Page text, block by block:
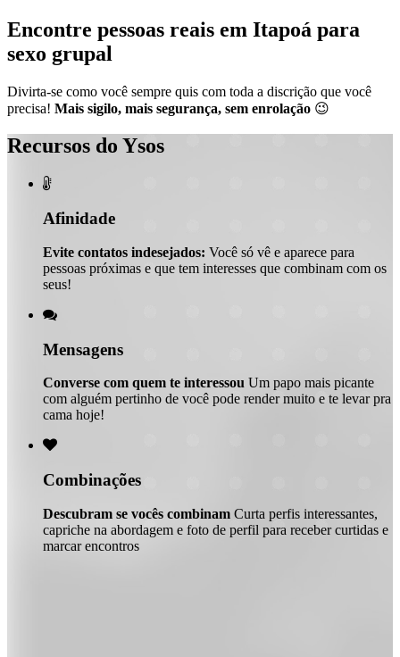
Encontre pessoas reais em Itapoá para
sexo grupal
Divirta-se como você sempre quis com toda a discrição que você
precisa! Mais sigilo, mais segurança, sem enrolação 😉
Recursos do Ysos

Afinidade
Evite contatos indesejados: Você só vê e aparece para
pessoas próximas e que tem interesses que combinam com os
seus!

Mensagens
Converse com quem te interessou Um papo mais picante
com alguém pertinho de você pode render muito e te levar pra
cama hoje!

Combinações
Descubram se vocês combinam Curta perfis interessantes,
capriche na abordagem e foto de perfil para receber curtidas e
marcar encontros